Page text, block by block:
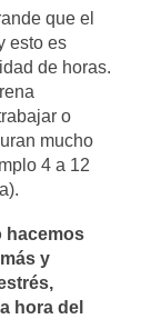
que el
esto es
de horas.
o
mucho
4 a 12
hacemos
y
hora del